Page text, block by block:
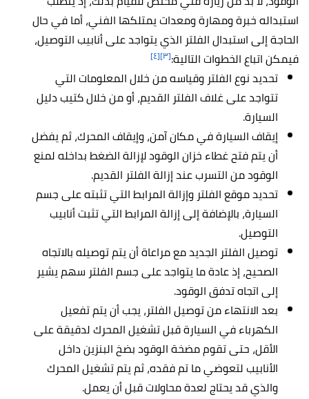
استبداله خبرة ومهارة ومعدات يمتلكها الفني، أما في حال
الحاجة إلى استبدال الفلتر الذي يتواجد على أنابيب التوصيل،
فيمكن اتباع الخطوات التالية:[٣] [٤]
تحديد نوع الفلتر وقياسه من خلال المعلومات التي
تتواجد على غلاف الفلتر القديم، أو من خلال كتيب دليل
السيارة.
إيقاف السيارة في مكان آمن، وإيقاف المحرك، ثم يفضل
أن يتم فتح غطاء خزان الوقود لإزالة الضغط بداخله لمنع
الوقود من التسرب عند إزالة الفلتر القديم.
تحديد موقع الفلتر وإزالة المرابط التي تثبته على جسم
السيارة، بالإضافة إلى إزالة المرابط التي تثبت أنابيب
التوصيل.
توصيل الفلتر الجديد مع مراعاة أن يتم توصيله بالاتجاه
الصحيح، إذ عادة ما يتواجد على جسم الفلتر سهم يشير
إلى اتجاه تدفق الوقود.
بعد الانتهاء من توصيل الفلتر، يجب أن يتم تفعيل
الكهرباء في السيارة قبل تشغيل المحرك لدقيقة على
الأقل، حتى تقوم مضخة الوقود بضخ البنزين داخل
الأنابيب لتعوضي ما تم فقده، ثم يتم تشغيل المحرك
والذي قد يحتاج لعدة محاولات قبل أن يعمل.